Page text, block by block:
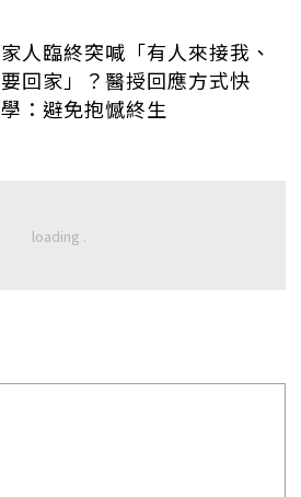
家人臨終突喊「有人來接我、
要回家」？醫授回應方式快
學：避免抱憾終生